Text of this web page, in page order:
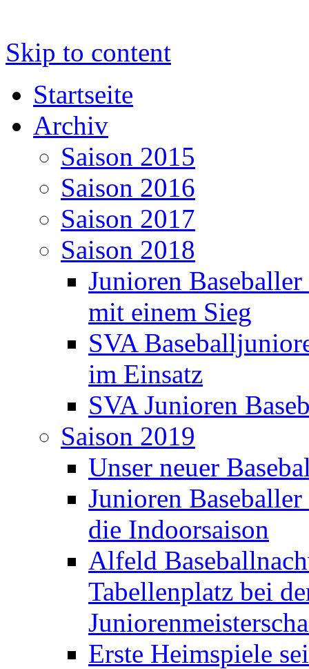
Skip to content
Startseite
Archiv
Saison 2015
Saison 2016
Saison 2017
Saison 2018
Junioren
mit einem Sieg
SVA
im Einsatz
SVA Junioren
Saison 2019
Unser neuer
Junioren
die Indoorsaison
Alfeld
Tabellenplatz bei
Erste Heimspiele